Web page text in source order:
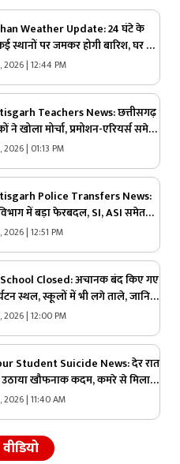
Weather Update: 24 घंटे के
स्थानों पर जमकर होगी बारिश, घर से
पहले तैयार कर ले छाता और रेनकोट,
| 12:44 PM
Teachers News: छत्तीसगढ़
ने खोला मोर्चा, प्रमोशन-एरियर्स समेत
को लेकर आंदोलन का ऐलान, प्रशासन
| 01:13 PM
Police Transfers News:
में बड़ा फेरबदल, SI, ASI समेत
पुलिसकर्मियों का तबादला, एसपी
| 12:51 PM
Closed: अचानक बंद किए गए
स्थल, स्कूलों में भी लगे ताले, जानिए
से लिया गया ये फैसला
| 12:00 PM
Student Suicide News: देर रात
उठाया खौफनाक कदम, कमरे से मिला
जांच में जुटी
| 11:40 AM
वीडियो